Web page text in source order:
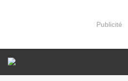
Publicité